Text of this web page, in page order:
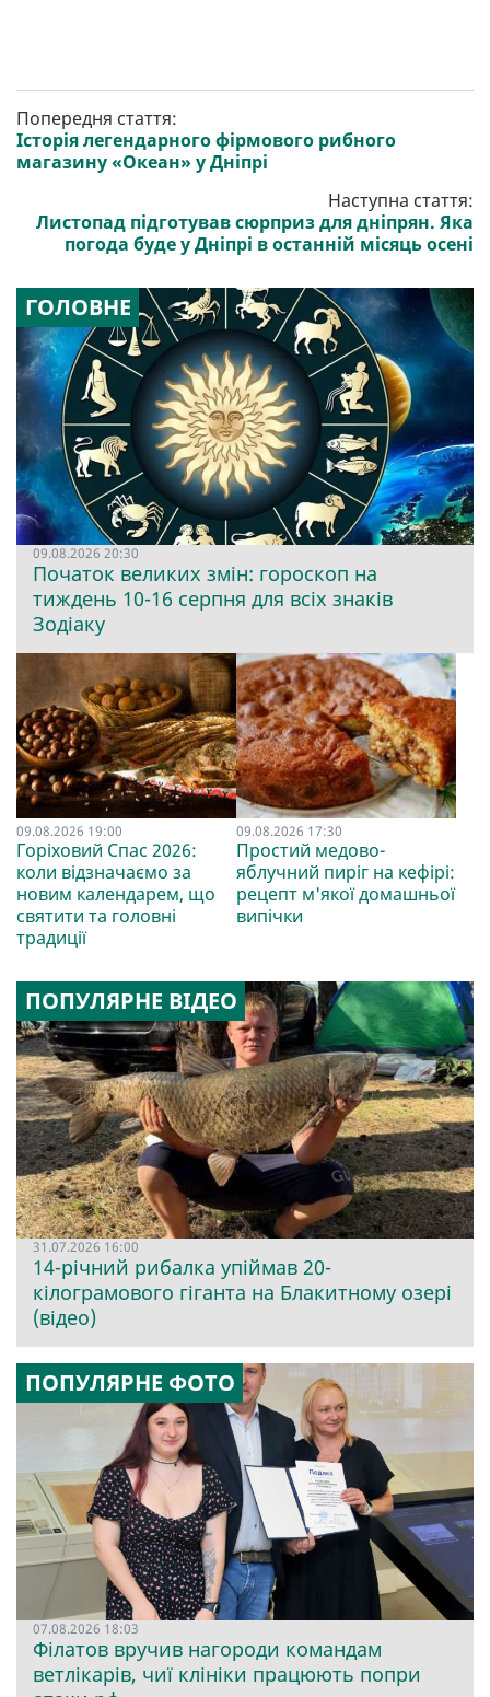
Попередня стаття:
Історія легендарного фірмового рибного
магазину «Океан» у Дніпрі
Наступна стаття:
Листопад підготував сюрприз для дніпрян. Яка
погода буде у Дніпрі в останній місяць осені
ГОЛОВНЕ
09.08.2026 20:30
Початок великих змін: гороскоп на
тиждень 10-16 серпня для всіх знаків
Зодіаку
09.08.2026 19:00
Горіховий Спас 2026:
коли відзначаємо за
новим календарем, що
святити та головні
традиції
09.08.2026 17:30
Простий медово-
яблучний пиріг на кефірі:
рецепт м'якої домашньої
випічки
ПОПУЛЯРНЕ ВІДЕО
31.07.2026 16:00
14-річний рибалка упіймав 20-
кілограмового гіганта на Блакитному озері
(відео)
ПОПУЛЯРНЕ ФОТО
07.08.2026 18:03
Філатов вручив нагороди командам
ветлікарів, чиї клініки працюють попри